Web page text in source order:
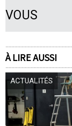
VOUS
À LIRE AUSSI
ACTUALITÉS